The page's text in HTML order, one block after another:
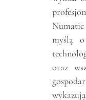
myślą
oraz